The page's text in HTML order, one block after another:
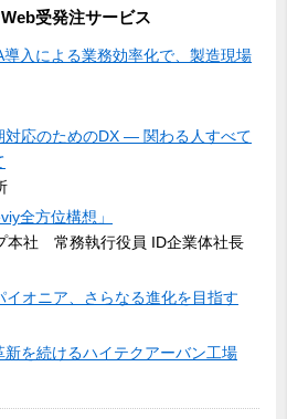
受発注サービス
入による業務効率化で、製造現場
対応のためのDX ― 関わる人すべて
全方位構想」
本社 常務執行役員 ID企業体社長
オニア、さらなる進化を目指す
を続けるハイテクアーバン工場